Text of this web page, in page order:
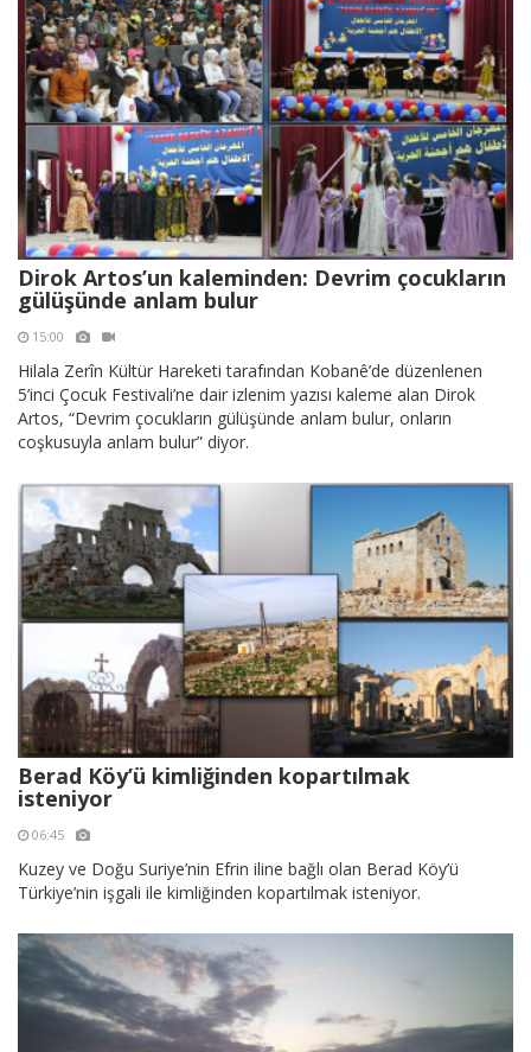
Dirok Artos’un kaleminden: Devrim çocukların
gülüşünde anlam bulur
15:00
Hilala Zerîn Kültür Hareketi tarafından Kobanê’de düzenlenen
5’inci Çocuk Festivali’ne dair izlenim yazısı kaleme alan Dirok
Artos, “Devrim çocukların gülüşünde anlam bulur, onların
coşkusuyla anlam bulur” diyor.
Berad Köy’ü kimliğinden kopartılmak
isteniyor
06:45
Kuzey ve Doğu Suriye’nin Efrin iline bağlı olan Berad Köy’ü
Türkiye’nin işgali ile kimliğinden kopartılmak isteniyor.